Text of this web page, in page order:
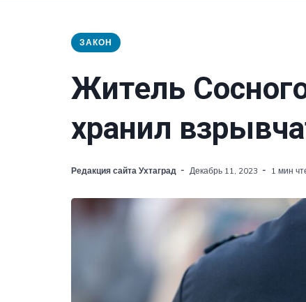
ЗАКОН
Житель
хранил
Редакция сайта Ухтаград Декабрь 11, 2023 1 мин